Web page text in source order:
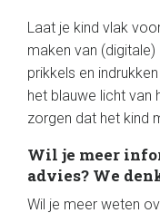
Laat je kind vlak
maken van
prikkels en
het blauwe licht
zorgen dat het kind
Wil je meer
advies? We
Wil je meer weten